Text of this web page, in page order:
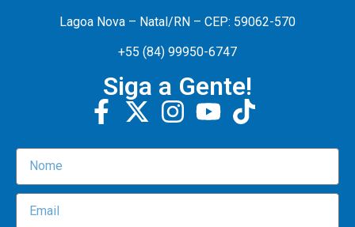
Lagoa Nova – Natal/RN – CEP: 59062-570
+55 (84) 99950-6747
Siga a Gente!